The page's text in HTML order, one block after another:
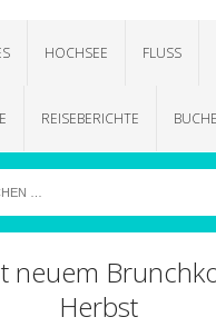
HOCHSEE FLUSS
REISEBERICHTE
neuem
Herbst